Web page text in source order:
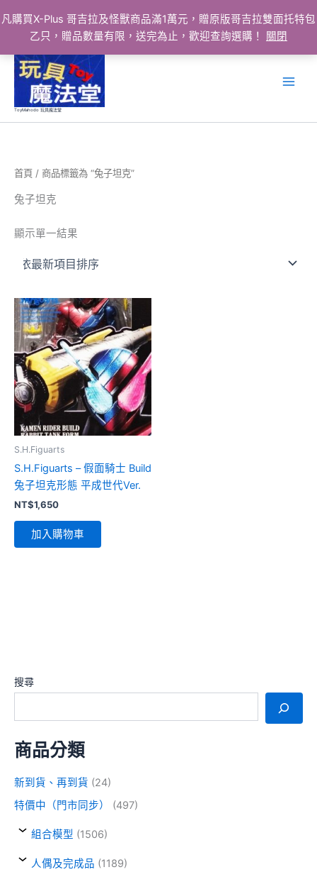
凡購買X-Plus 哥吉拉及怪獸商品滿1萬元，贈原版哥吉拉雙面托特包
乙只，贈品數量有限，送完為止，歡迎查詢選購！
關閉
ToyMahodo 玩具魔法堂
搜尋
商品分類
新到貨、再到貨 (24)
特價中（門市同步）
(497)
組合模型 (1506)
人偶及完成品 (1189)
首頁 / 商品標籤為 “兔子坦克”
兔子坦克
顯示單一結果
S.H.Figuarts
S.H.Figuarts – 假面騎士 Build
兔子坦克形態 平成世代Ver.
NT$1,650
加入購物車